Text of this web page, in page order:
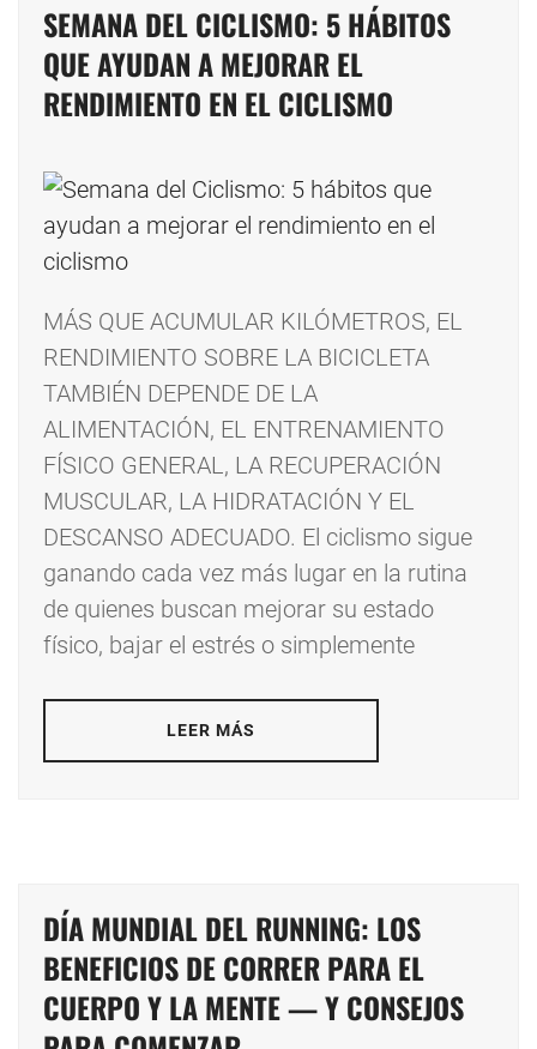
SEMANA DEL CICLISMO: 5 HÁBITOS
QUE AYUDAN A MEJORAR EL
RENDIMIENTO EN EL CICLISMO
MÁS QUE ACUMULAR KILÓMETROS, EL
RENDIMIENTO SOBRE LA BICICLETA
TAMBIÉN DEPENDE DE LA
ALIMENTACIÓN, EL ENTRENAMIENTO
FÍSICO GENERAL, LA RECUPERACIÓN
MUSCULAR, LA HIDRATACIÓN Y EL
DESCANSO ADECUADO. El ciclismo sigue
ganando cada vez más lugar en la rutina
de quienes buscan mejorar su estado
físico, bajar el estrés o simplemente
LEER MÁS
DÍA MUNDIAL DEL RUNNING: LOS
BENEFICIOS DE CORRER PARA EL
CUERPO Y LA MENTE — Y CONSEJOS